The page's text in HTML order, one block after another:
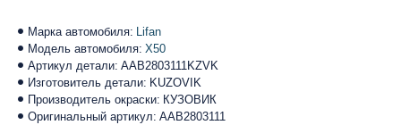
Марка автомобиля: Lifan
Модель автомобиля: X50
Артикул детали: AAB2803111KZVK
Изготовитель детали: KUZOVIK
Производитель окраски: КУЗОВИК
Оригинальный артикул: AAB2803111